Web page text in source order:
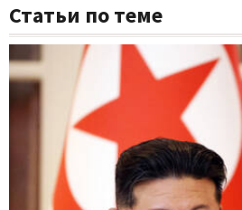
Статьи по теме